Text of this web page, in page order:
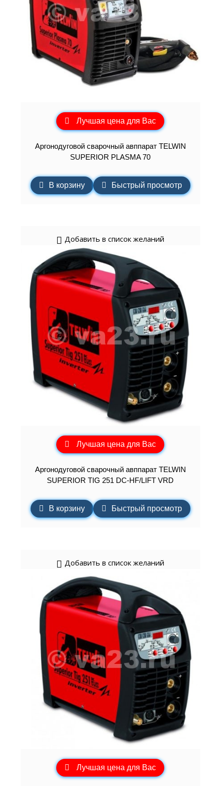
Лучшая цена для Вас
Аргонодуговой сварочный авппарат TELWIN
SUPERIOR PLASMA 70
В корзину Быстрый просмотр
Добавить в список желаний
Лучшая цена для Вас
Аргонодуговой сварочный авппарат TELWIN
SUPERIOR TIG 251 DC-HF/LIFT VRD
В корзину Быстрый просмотр
Добавить в список желаний
Лучшая цена для Вас